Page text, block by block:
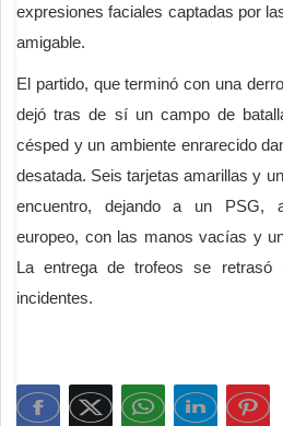
expresiones faciales captadas por
amigable.
El partido, que terminó con una
dejó tras de sí un campo de
césped y un ambiente enrarecido
desatada. Seis tarjetas amarillas y
encuentro, dejando a un PSG,
europeo, con las manos vacías y
La entrega de trofeos se retrasó
incidentes.